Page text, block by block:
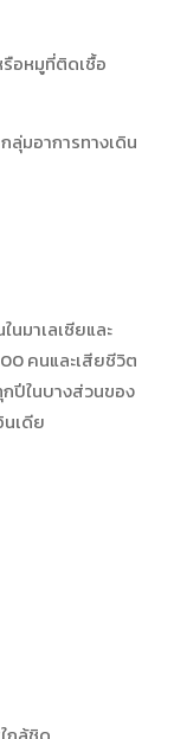
อหมูที่ติดเชื้อ
ลุ่มอาการทางเดิน
มาเลเซียและ
คนและเสียชีวิต
ปีในบางส่วนของ
เดีย